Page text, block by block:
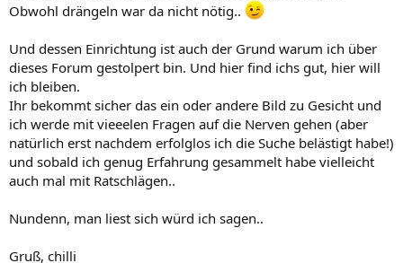
Obwohl drängeln war da nicht nötig..
Und dessen Einrichtung ist auch der Grund warum ich über
dieses Forum gestolpert bin. Und hier find ichs gut, hier will
ich bleiben.
Ihr bekommt sicher das ein oder andere Bild zu Gesicht und
ich werde mit vieeelen Fragen auf die Nerven gehen (aber
natürlich erst nachdem erfolglos ich die Suche belästigt habe!)
und sobald ich genug Erfahrung gesammelt habe vielleicht
auch mal mit Ratschlägen..
Nundenn, man liest sich würd ich sagen..
Gruß, chilli